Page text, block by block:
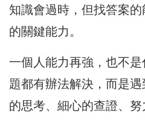
知識會過時，但找答案
的關鍵能力。
一個人能力再強，也不
題都有辦法解決，而是
的思考、細心的查證、